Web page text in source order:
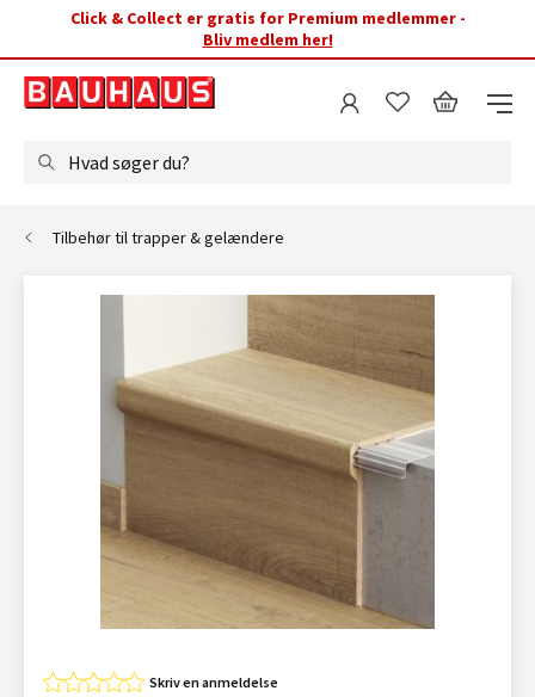
Click & Collect er gratis for Premium medlemmer -
Bliv medlem her!
Hvad søger du?
Tilbehør til trapper & gelændere
Skriv en anmeldelse